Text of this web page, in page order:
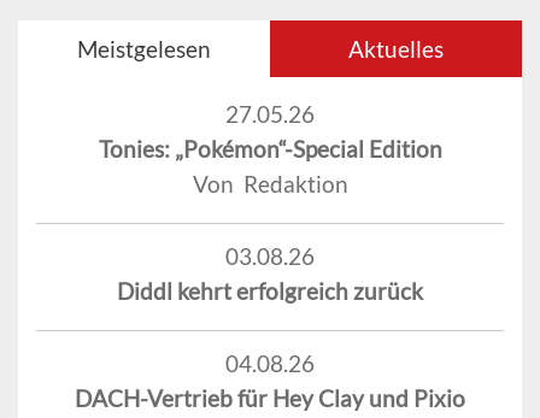
Meistgelesen Aktuelles
27.05.26
Tonies: „Pokémon“-Special Edition
Von Redaktion
03.08.26
Diddl kehrt erfolgreich zurück
04.08.26
DACH-Vertrieb für Hey Clay und Pixio